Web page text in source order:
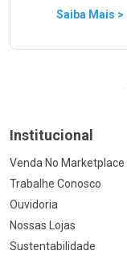
Saiba Mais >
Institucional
Venda No Marketplace
Trabalhe Conosco
Ouvidoria
Nossas Lojas
Sustentabilidade